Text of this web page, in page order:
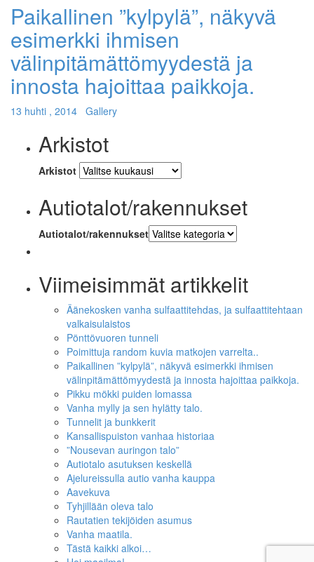
Paikallinen ”kylpylä”, näkyvä
esimerkki ihmisen
välinpitämättömyydestä ja
innosta hajoittaa paikkoja.
13 huhti , 2014 Gallery
Arkistot
Arkistot
Autiotalot/rakennukset
Autiotalot/rakennukset
Viimeisimmät artikkelit
Äänekosken vanha sulfaattitehdas, ja sulfaattitehtaan
valkaisulaistos
Pönttövuoren tunneli
Poimittuja random kuvia matkojen varrelta..
Paikallinen ”kylpylä”, näkyvä esimerkki ihmisen
välinpitämättömyydestä ja innosta hajoittaa paikkoja.
Pikku mökki puiden lomassa
Vanha mylly ja sen hylätty talo.
Tunnelit ja bunkkerit
Kansallispuiston vanhaa historiaa
”Nousevan auringon talo”
Autiotalo asutuksen keskellä
Ajelureissulla autio vanha kauppa
Aavekuva
Tyhjillään oleva talo
Rautatien tekijöiden asumus
Vanha maatila.
Tästä kaikki alkoi…